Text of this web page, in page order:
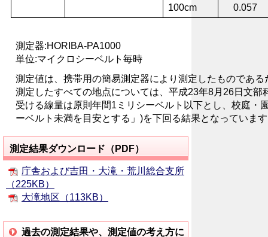
100cm
0.057
測定器:HORIBA-PA1000
単位:マイクロシーベルト毎時
測定値は、携帯用の簡易測定器により測定したものであ
測定したすべての地点については、平成23年8月26日文部
受ける線量は原則年間1ミリシーベルト以下とし、校庭・
ーベルト未満を目安とする」)を下回る結果となっていま
測定結果ダウンロード（PDF）
庁舎および吉田・大滝・荒川総合支所
（225KB）
大滝地区（113KB）
過去の測定結果や、測定値の考え方に